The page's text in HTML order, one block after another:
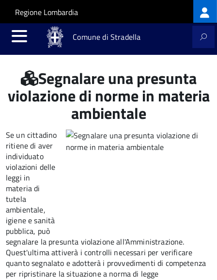
Salta al contenuto principale
Skip to site navigation
Regione Lombardia
Comune di Stradella
Segnalare una presunta
violazione di norme in materia
ambientale
Se un cittadino
ritiene di aver
individuato
violazioni delle
leggi in
materia di
tutela
ambientale,
igiene e sanità
pubblica, può
segnalare la presunta violazione all'Amministrazione.
Quest'ultima attiverà i controlli necessari per verificare
quanto segnalato e adotterà i provvedimenti di competenza
per ripristinare la situazione a norma di legge